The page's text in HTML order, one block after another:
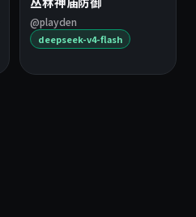
丛林神庙防御
@playden
deepseek-v4-flash